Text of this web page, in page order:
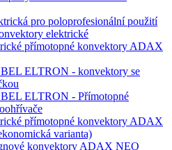
pro poloprofesionální použití
elektrické
přímotopné konvektory ADAX
ELTRON - konvektory se
ELTRON - Přímotopné
přímotopné konvektory ADAX
varianta)
konvektory ADAX NEO